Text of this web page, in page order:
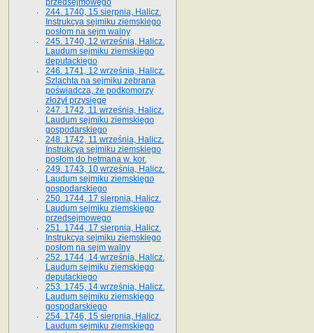
przedsejmowego
244. 1740, 15 sierpnia, Halicz.
Instrukcya sejmiku ziemskiego
posłom na sejm walny
245. 1740, 12 września, Halicz.
Laudum sejmiku ziemskiego
deputackiego
246. 1741, 12 września, Halicz.
Szlachta na sejmiku zebrana
poświadcza, że podkomorzy
złożył przysięgę
247. 1742, 11 września, Halicz.
Laudum sejmiku ziemskiego
gospodarskiego
248. 1742, 11 września, Halicz.
Instrukcya sejmiku ziemskiego
posłom do hetmana w. kor.
249. 1743, 10 września, Halicz.
Laudum sejmiku ziemskiego
gospodarskiego
250. 1744, 17 sierpnia, Halicz.
Laudum sejmiku ziemskiego
przedsejmowego
251. 1744, 17 sierpnia, Halicz.
Instrukcya sejmiku ziemskiego
posłom na sejm walny
252. 1744, 14 września, Halicz.
Laudum sejmiku ziemskiego
deputackiego
253. 1745, 14 września, Halicz.
Laudum sejmiku ziemskiego
gospodarskiego
254. 1746, 15 sierpnia, Halicz.
Laudum sejmiku ziemskiego